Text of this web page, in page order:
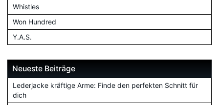
Whistles
Won Hundred
Y.A.S.
Neueste Beiträge
Lederjacke kräftige Arme: Finde den perfekten Schnitt für
dich